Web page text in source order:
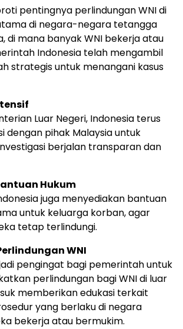
pentingnya perlindungan WNI di
di negara-negara tetangga
di mana banyak WNI bekerja atau
Indonesia telah mengambil
strategis untuk menangani kasus
Luar Negeri, Indonesia terus
dengan pihak Malaysia untuk
berjalan transparan dan
Hukum
juga menyediakan bantuan
untuk keluarga korban, agar
tetap terlindungi.
WNI
pengingat bagi pemerintah untuk
perlindungan bagi WNI di luar
memberikan edukasi terkait
yang berlaku di negara
bekerja atau bermukim.